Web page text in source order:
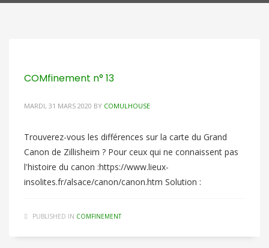
COMfinement n° 13
MARDI, 31 MARS 2020 BY COMULHOUSE
Trouverez-vous les différences sur la carte du Grand
Canon de Zillisheim ? Pour ceux qui ne connaissent pas
l'histoire du canon :https://www.lieux-
insolites.fr/alsace/canon/canon.htm Solution :
PUBLISHED IN COMFINEMENT